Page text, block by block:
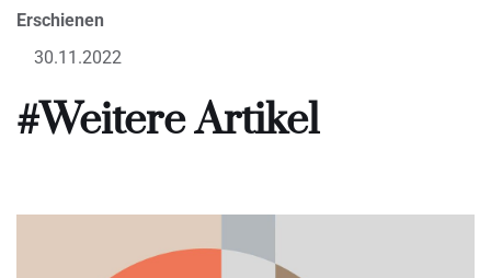
Erschienen
30.11.2022
#Weitere Artikel